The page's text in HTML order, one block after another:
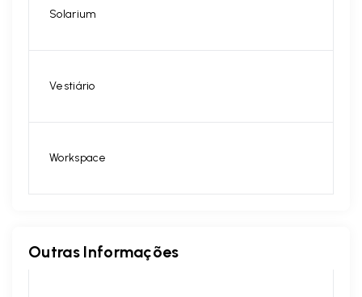
Solarium
Vestiário
Workspace
Outras Informações